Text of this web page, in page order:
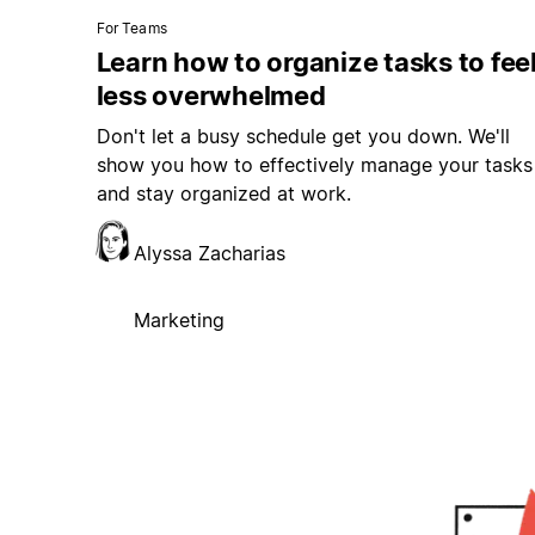
For Teams
Learn how to organize tasks to
less overwhelmed
Don't let a busy schedule get you down. We'll
show you how to effectively manage your tasks
and stay organized at work.
Alyssa Zacharias
Marketing